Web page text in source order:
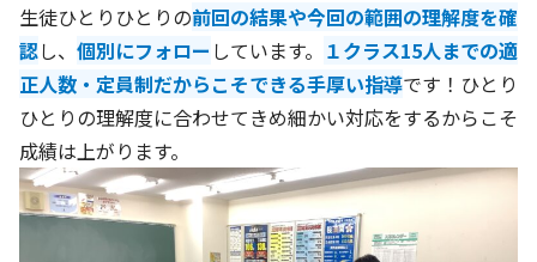
生徒ひとりひとりの前回の結果や今回の範囲の理解度を確
認し、 個別にフォロー しています。 １クラス15人までの適
正人数・定員制だからこそできる手厚い指導です！ひとり
ひとりの理解度に合わせてきめ細かい対応をするからこそ
成績は上がります。